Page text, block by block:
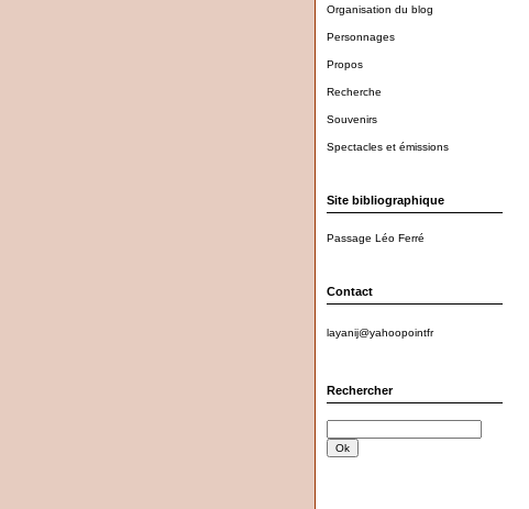
Organisation du blog
Personnages
Propos
Recherche
Souvenirs
Spectacles et émissions
Site bibliographique
Passage Léo Ferré
Contact
layanij@yahoopointfr
Rechercher